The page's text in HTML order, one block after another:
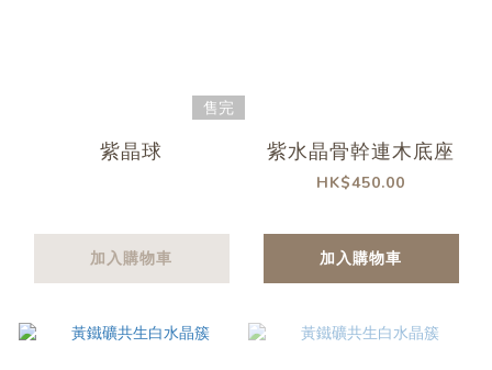
售完
紫晶球
加入購物車
紫水晶骨幹連木底座
HK$450.00
加入購物車